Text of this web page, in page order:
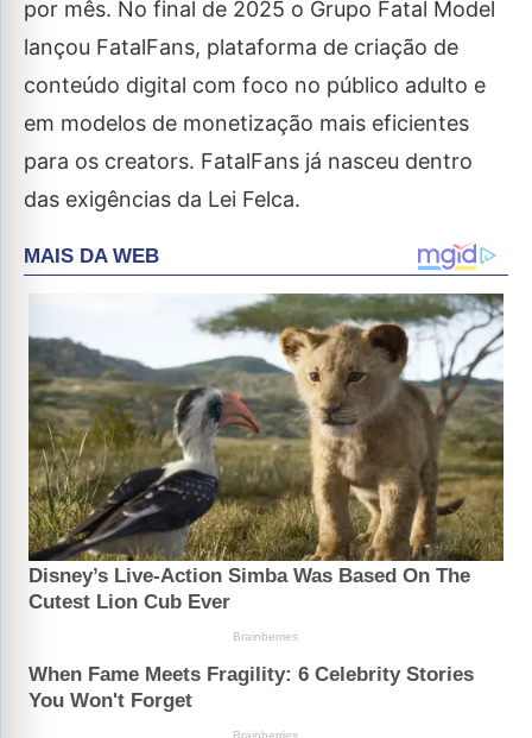
por mês. No final de 2025 o Grupo Fatal Model
lançou FatalFans, plataforma de criação de
conteúdo digital com foco no público adulto e
em modelos de monetização mais eficientes
para os creators. FatalFans já nasceu dentro
das exigências da Lei Felca.